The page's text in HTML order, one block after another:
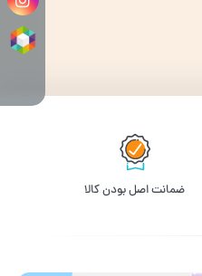
ﺿﻤﺎﻧﺖ اﺻﻞ ﺑﻮدن ﮐﺎﻟﺎ